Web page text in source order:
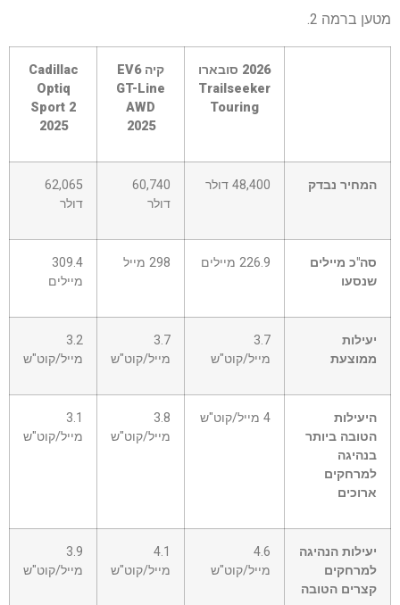
מטען ברמה 2.
2026 סובארו
Trailseeker
Touring
קיה EV6
GT-Line
AWD
2025
Cadillac
Optiq
Sport 2
2025
המחיר נבדק 48,400 דולר
60,740
דולר
62,065
דולר
סה"כ מיילים
שנסעו
226.9 מיילים 298 מייל
309.4
מיילים
יעילות
ממוצעת
3.7
מייל/קוט"ש
3.7
מייל/קוט"ש
3.2
מייל/קוט"ש
היעילות
הטובה ביותר
בנהיגה
למרחקים
ארוכים
4 מייל/קוט"ש
3.8
מייל/קוט"ש
3.1
מייל/קוט"ש
יעילות הנהיגה
למרחקים
קצרים הטובה
4.6
מייל/קוט"ש
4.1
מייל/קוט"ש
3.9
מייל/קוט"ש